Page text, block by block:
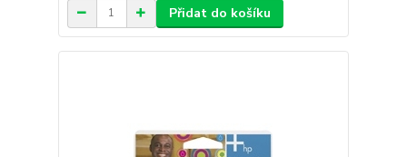
Přidat do košíku